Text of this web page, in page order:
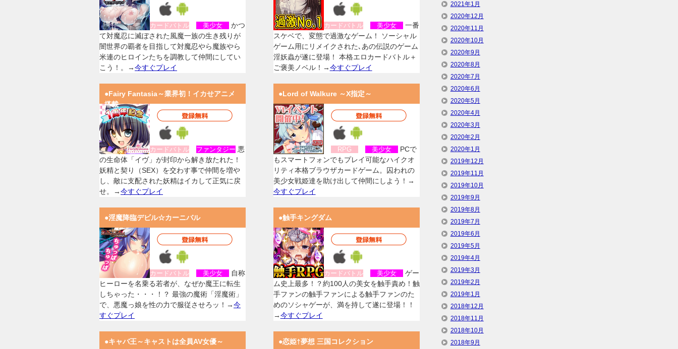
カードバトル 美少女
かつ
て対魔忍に滅ぼされた風魔一族の生き残りが
闇世界の覇者を目指して対魔忍やら魔族やら
米連のヒロインたちを調教して仲間にしてい
こう！。→今すぐプレイ
カードバトル 美少女
一番
スケベで、変態で過激なゲーム！ ソーシャル
ゲーム用にリメイクされた､あの伝説のゲーム
淫妖蟲が遂に登場！ 本格エロカードバトル＋
ご褒美ノベル！→今すぐプレイ
●Fairy Fantasia～業界初！イカせアニメ
搭載
カードバトル ファンタジー 悪
の生命体「イヴ」が封印から解き放たれた！
妖精と契り（SEX）を交わす事で仲間を増や
し、敵に支配された妖精はイカして正気に戻
せ。→今すぐプレイ
●Lord of Walkure ～X指定～
RPG 美少女
PCで
もスマートフォンでもプレイ可能なハイクオ
リティ本格ブラウザカードゲーム。囚われの
美少女戦姫達を助け出して仲間にしよう！→
今すぐプレイ
●淫魔降臨デビル☆カーニバル
カードバトル 美少女
自称
ヒーローを名乗る若者が、なぜか魔王に転生
しちゃった・・・！？ 最強の魔術「淫魔術」
で、悪魔っ娘を性の力で服従させろッ！→今
すぐプレイ
●触手キングダム
カードバトル 美少女
ゲー
ム史上最多！？約100人の美女を触手責め！触
手ファンの触手ファンによる触手ファンのた
めのソシャゲーが、満を持して遂に登場！！
→今すぐプレイ
●キャバ王～キャストは全員AV女優～ ●恋姫†夢想 三国コレクション
2021年1月
2020年12月
2020年11月
2020年10月
2020年9月
2020年8月
2020年7月
2020年6月
2020年5月
2020年4月
2020年3月
2020年2月
2020年1月
2019年12月
2019年11月
2019年10月
2019年9月
2019年8月
2019年7月
2019年6月
2019年5月
2019年4月
2019年3月
2019年2月
2019年1月
2018年12月
2018年11月
2018年10月
2018年9月